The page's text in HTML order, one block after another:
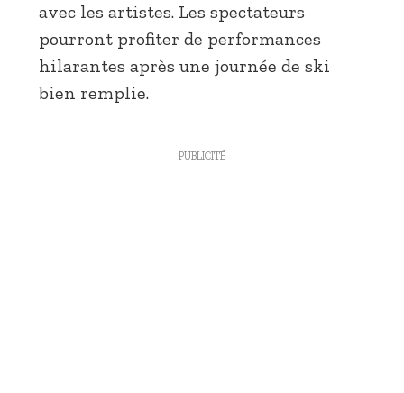
avec les artistes. Les spectateurs
pourront profiter de performances
hilarantes après une journée de ski
bien remplie.
PUBLICITÉ